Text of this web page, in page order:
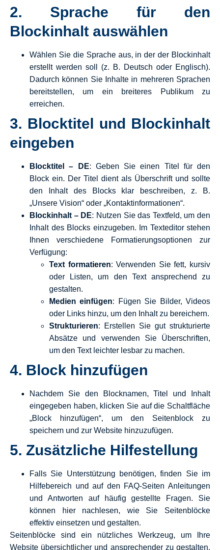
2. Sprache für den
Blockinhalt auswählen
Wählen Sie die Sprache aus, in der der Blockinhalt
erstellt werden soll (z. B. Deutsch oder Englisch).
Dadurch können Sie Inhalte in mehreren Sprachen
bereitstellen, um ein breiteres Publikum zu
erreichen.
3. Blocktitel und Blockinhalt
eingeben
Blocktitel – DE: Geben Sie einen Titel für den
Block ein. Der Titel dient als Überschrift und sollte
den Inhalt des Blocks klar beschreiben, z. B.
„Unsere Vision“ oder „Kontaktinformationen“.
Blockinhalt – DE: Nutzen Sie das Textfeld, um den
Inhalt des Blocks einzugeben. Im Texteditor stehen
Ihnen verschiedene Formatierungsoptionen zur
Verfügung:
Text formatieren: Verwenden Sie fett, kursiv
oder Listen, um den Text ansprechend zu
gestalten.
Medien einfügen: Fügen Sie Bilder, Videos
oder Links hinzu, um den Inhalt zu bereichern.
Strukturieren: Erstellen Sie gut strukturierte
Absätze und verwenden Sie Überschriften,
um den Text leichter lesbar zu machen.
4. Block hinzufügen
Nachdem Sie den Blocknamen, Titel und Inhalt
eingegeben haben, klicken Sie auf die Schaltfläche
„Block hinzufügen“, um den Seitenblock zu
speichern und zur Website hinzuzufügen.
5. Zusätzliche Hilfestellung
Falls Sie Unterstützung benötigen, finden Sie im
Hilfebereich und auf den FAQ-Seiten Anleitungen
und Antworten auf häufig gestellte Fragen. Sie
können hier nachlesen, wie Sie Seitenblöcke
effektiv einsetzen und gestalten.
Seitenblöcke sind ein nützliches Werkzeug, um Ihre
Website übersichtlicher und ansprechender zu gestalten.